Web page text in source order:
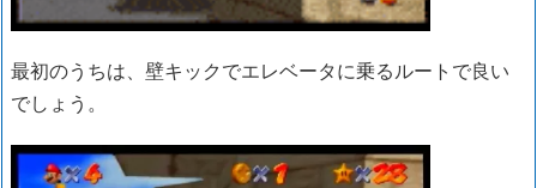
最初のうちは、壁キックでエレベータに乗るルートで良い
でしょう。